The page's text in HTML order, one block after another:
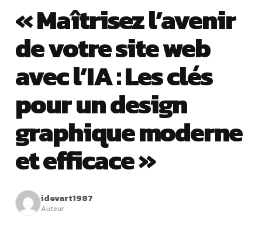
« Maîtrisez l’avenir
de votre site web
avec l’IA : Les clés
pour un design
graphique moderne
et efficace »
idevart1987
Auteur